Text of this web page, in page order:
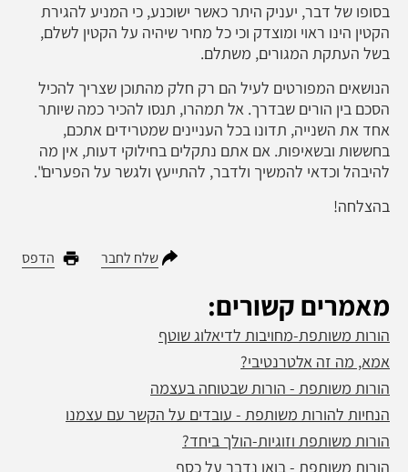
בסופו של דבר, יעניק היתר כאשר ישוכנע, כי המניע להגירת
הקטין הינו ראוי ומוצדק וכי כל מחיר שיהיה על הקטין לשלם,
בשל העתקת המגורים, משתלם.
הנושאים המפורטים לעיל הם רק חלק מהתוכן שצריך להכיל
הסכם בין הורים שבדרך. אל תמהרו, תנסו להכיר כמה שיותר
אחד את השנייה, תדונו בכל העניינים שמטרידים אתכם,
בחששות ובשאיפות. אם אתם נתקלים בחילוקי דעות, אין מה
להיבהל וכדאי להמשיך ולדבר, להתייעץ ולגשר על הפערים".
בהצלחה!
שלח לחבר הדפס
מאמרים קשורים:
הורות משותפת-מחויבות לדיאלוג שוטף
אמא, מה זה אלטרנטיבי?
הורות משותפת - הורות שבטוחה בעצמה
הנחיות להורות משותפת - עובדים על הקשר עם עצמנו
הורות משותפת וזוגיות-הולך ביחד?
הורות משותפת - בואו נדבר על כסף